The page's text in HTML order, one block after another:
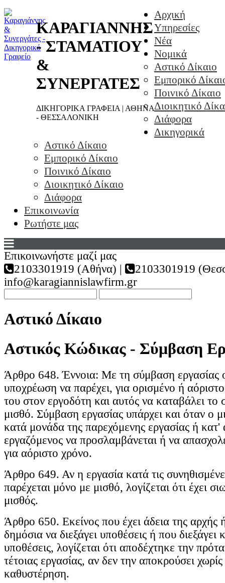
ΚΑΡΑΓΙΑΝΝΗΣ
- ΣΤΑΜΑΤΙΟΥ
&
ΣΥΝΕΡΓΑΤΕΣ
ΔΙΚΗΓΟΡΙΚΑ ΓΡΑΦΕΙΑ | ΑΘΗΝΑ
- ΘΕΣΣΑΛΟΝΙΚΗ
Αρχική
Υπηρεσίες
Νέα
Νομικά
Αστικό Δίκαιο
Εμπορικό
Ποινικό Δίκαιο
Διοικητικό
Διάφορα
Δικηγορικά
Αστικό Δίκαιο
Εμπορικό Δίκαιο
Ποινικό Δίκαιο
Διοικητικό Δίκαιο
Διάφορα
Επικοινωνία
Ρωτήστε μας
Επικοινωνήστε μαζί μας
2103301919 (Αθήνα) |
2103301919
info@karagiannislawfirm.gr
Αστικό Δίκαιο
Αστικός Κώδικας - Σύμβαση
Άρθρο 648. Έννοια: Με τη σύμβαση εργασίας
υποχρέωση να παρέχει, για ορισμένο ή
του στον εργοδότη και αυτός να καταβάλει
μισθό. Σύμβαση εργασίας υπάρχει και όταν ο
κατά μονάδα της παρεχόμενης εργασίας ή
εργαζόμενος να προσλαμβάνεται ή να
για αόριστο χρόνο.
Άρθρο 649. Αν η εργασία κατά τις
παρέχεται μόνο με μισθό, λογίζεται ότι έχει
μισθός.
Άρθρο 650. Εκείνος που έχει άδεια της αρχής
δημόσια να διεξάγει υποθέσεις ή που διεξάγει
υποθέσεις, λογίζεται ότι αποδέχτηκε την
τέτοιας εργασίας, αν δεν την αποκρούσει χωρίς
καθυστέρηση.